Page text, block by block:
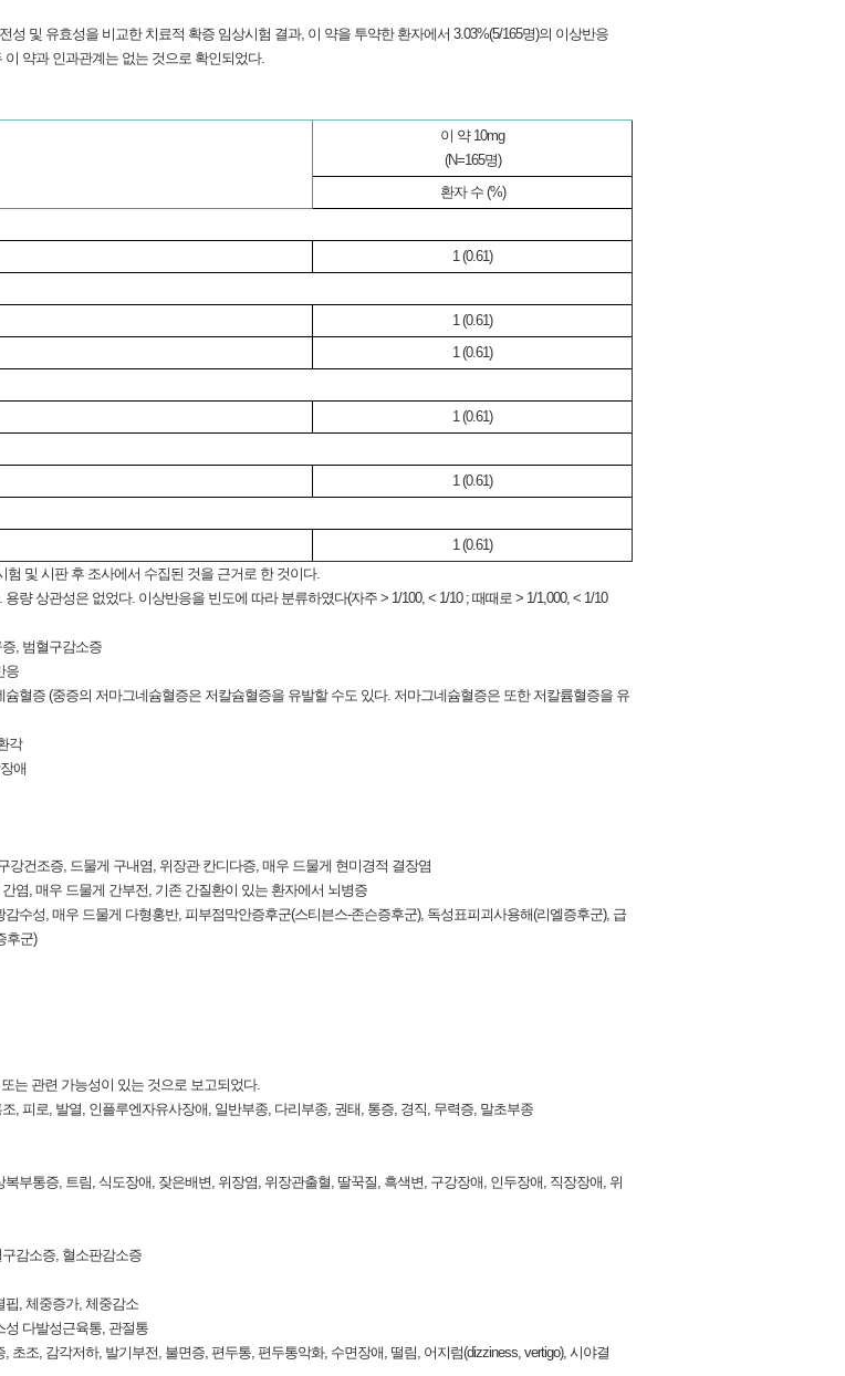
및 유효성을 비교한 치료적 확증 임상시험 결과, 이 약을 투약한 환자에서 3.03%(5/165명)의 이상반응
약과 인과관계는 없는 것으로 확인되었다.
이 약 10mg
(N=165명)
환자 수 (%)
1 (0.61)
1 (0.61)
1 (0.61)
1 (0.61)
1 (0.61)
1 (0.61)
및 시판 후 조사에서 수집된 것을 근거로 한 것이다.
상관성은 없었다. 이상반응을 빈도에 따라 분류하였다(자주 > 1/100, < 1/10 ; 때때로 > 1/1,000, < 1/10
, 범혈구감소증
응
혈증 (중증의 저마그네슘혈증은 저칼슘혈증을 유발할 수도 있다. 저마그네슘혈증은 또한 저칼륨혈증을 유
각
애
강건조증, 드물게 구내염, 위장관 칸디다증, 매우 드물게 현미경적 결장염
염, 매우 드물게 간부전, 기존 간질환이 있는 환자에서 뇌병증
수성, 매우 드물게 다형홍반, 피부점막안증후군(스티븐스‑존슨증후군), 독성표피괴사용해(리엘증후군), 급
후군)
는 관련 가능성이 있는 것으로 보고되었다.
, 피로, 발열, 인플루엔자유사장애, 일반부종, 다리부종, 권태, 통증, 경직, 무력증, 말초부종
부통증, 트림, 식도장애, 잦은배변, 위장염, 위장관출혈, 딸꾹질, 흑색변, 구강장애, 인두장애, 직장장애, 위
감소증, 혈소판감소증
핍, 체중증가, 체중감소
성 다발성근육통, 관절통
조, 감각저하, 발기부전, 불면증, 편두통, 편두통악화, 수면장애, 떨림, 어지럼(dizziness, vertigo), 시야결